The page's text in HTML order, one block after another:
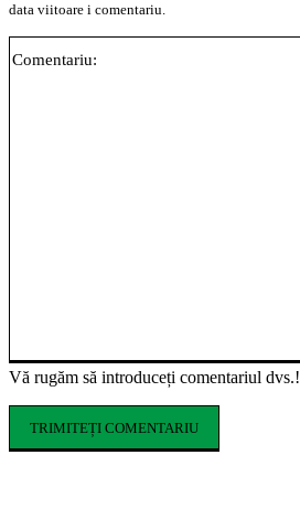
Vă rugăm să introduceți comentariul dvs.!
data viitoare i comentariu.